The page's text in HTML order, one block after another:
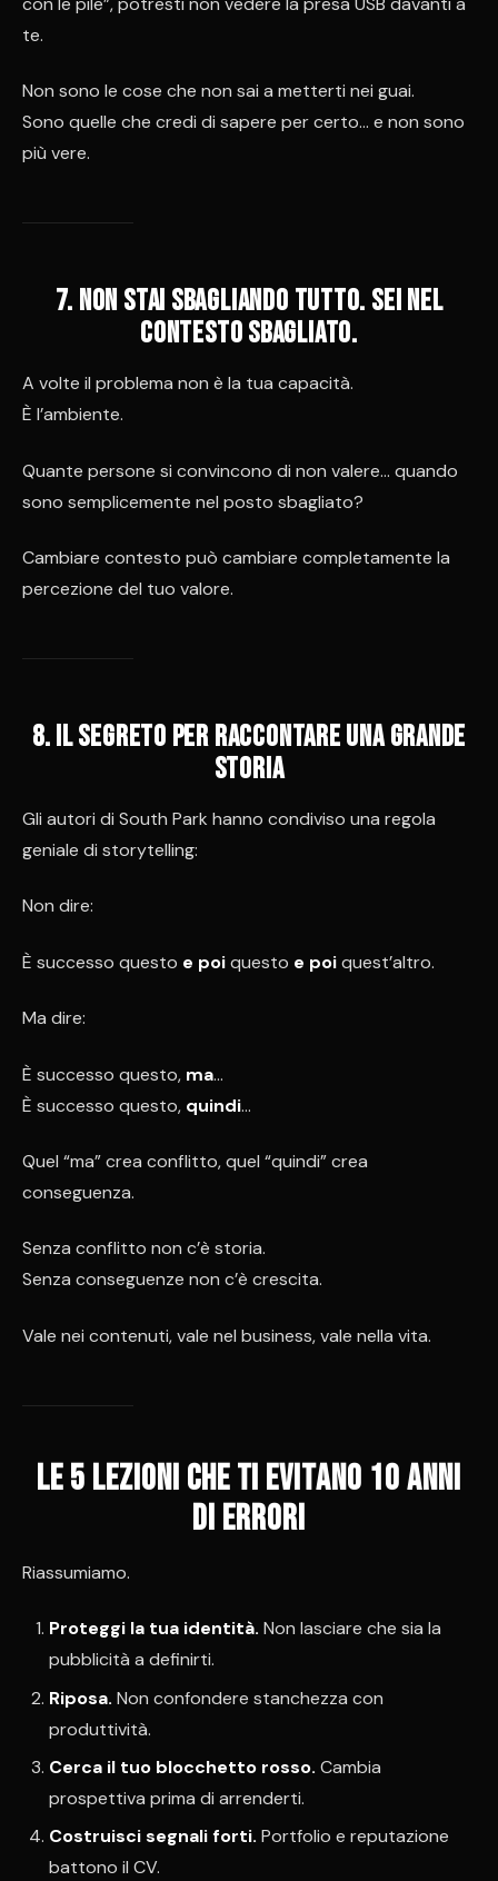
te.
Non sono le cose che non sai a metterti nei guai.
Sono quelle che credi di sapere per certo… e non sono
più vere.
7. Non stai sbagliando tutto. Sei nel
contesto sbagliato.
A volte il problema non è la tua capacità.
È l’ambiente.
Quante persone si convincono di non valere… quando
sono semplicemente nel posto sbagliato?
Cambiare contesto può cambiare completamente la
percezione del tuo valore.
8. Il segreto per raccontare una grande
storia
Gli autori di South Park hanno condiviso una regola
geniale di storytelling:
Non dire:
È successo questo e poiquesto e poiquest’altro.
Ma dire:
È successo questo, ma…
È successo questo, quindi…
Quel “ma” crea conflitto, quel “quindi” crea
conseguenza.
Senza conflitto non c’è storia.
Senza conseguenze non c’è crescita.
Vale nei contenuti, vale nel business, vale nella vita.
Le 5 lezioni che ti evitano 10 anni
di errori
Riassumiamo.
Proteggi la tua identità. Non lasciare che sia la
pubblicità a definirti.
Riposa. Non confondere stanchezza con
produttività.
Cerca il tuo blocchetto rosso. Cambia
prospettiva prima di arrenderti.
Costruisci segnali forti. Portfolio e reputazione
battono il CV.